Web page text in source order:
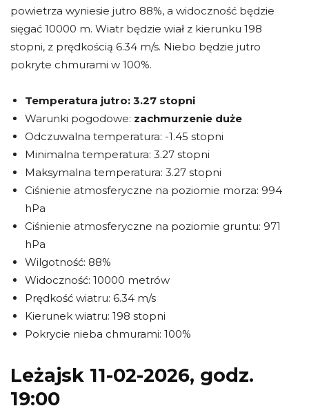
powietrza wyniesie jutro 88%, a widoczność będzie
sięgać 10000 m. Wiatr będzie wiał z kierunku 198
stopni, z prędkością 6.34 m/s. Niebo będzie jutro
pokryte chmurami w 100%.
Temperatura jutro: 3.27 stopni
Warunki pogodowe: zachmurzenie duże
Odczuwalna temperatura: -1.45 stopni
Minimalna temperatura: 3.27 stopni
Maksymalna temperatura: 3.27 stopni
Ciśnienie atmosferyczne na poziomie morza: 994
hPa
Ciśnienie atmosferyczne na poziomie gruntu: 971
hPa
Wilgotność: 88%
Widoczność: 10000 metrów
Prędkość wiatru: 6.34 m/s
Kierunek wiatru: 198 stopni
Pokrycie nieba chmurami: 100%
Leżajsk 11-02-2026, godz.
19:00